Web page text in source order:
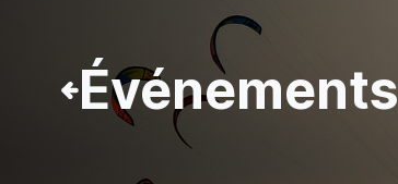
Événements